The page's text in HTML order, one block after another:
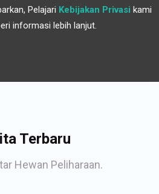
Pelajari Kebijakan Privasi kami
informasi lebih lanjut.
Terbaru
Hewan Peliharaan.